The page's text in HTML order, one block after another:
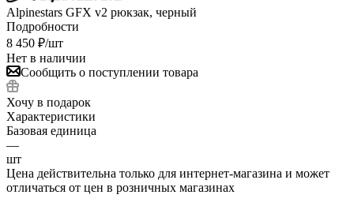
Alpinestars GFX v2 рюкзак, черный
Подробности
8 450 ₽/шт
Нет в наличии
Сообщить о поступлении товара
Хочу в подарок
Характеристики
Базовая единица
—
шт
Цена действительна только для интернет-магазина и может
отличаться от цен в розничных магазинах